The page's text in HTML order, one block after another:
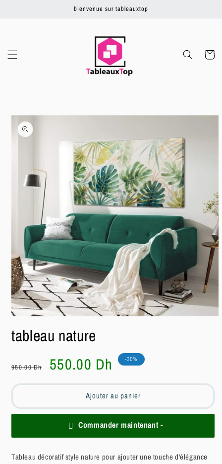
contenu
bienvenue sur tableauxtop
Panier
Passer aux
informations
produits
média
1
fenêtre
modale
tableau nature
habituel
950.00 Dh
Prix
soldé
550.00 Dh -30%
Ajouter au panier
Commander maintenant -
Tableau décoratif style nature pour ajouter une touche d'élégance